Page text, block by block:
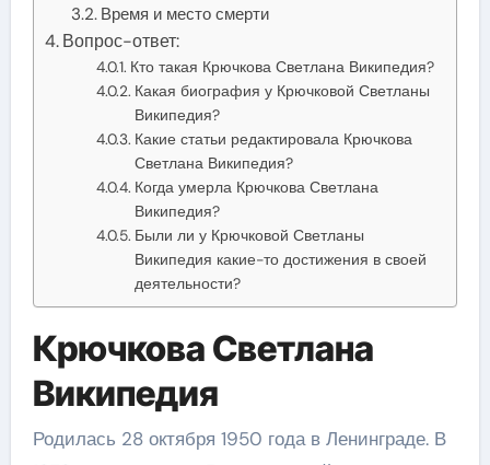
Время и место смерти
Вопрос-ответ:
Кто такая Крючкова Светлана Википедия?
Какая биография у Крючковой Светланы
Википедия?
Какие статьи редактировала Крючкова
Светлана Википедия?
Когда умерла Крючкова Светлана
Википедия?
Были ли у Крючковой Светланы
Википедия какие-то достижения в своей
деятельности?
Крючкова Светлана
Википедия
Родилась 28 октября 1950 года в Ленинграде. В